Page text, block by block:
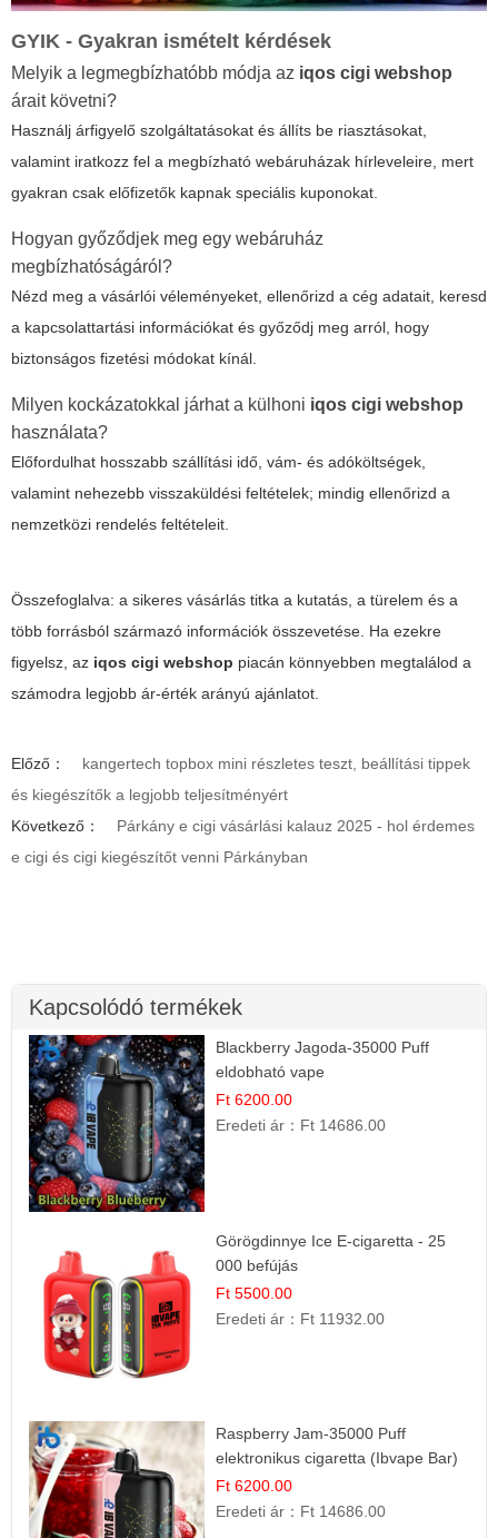
GYIK - Gyakran ismételt kérdések
Melyik a legmegbízhatóbb módja az iqos cigi webshop
árait követni?
Használj árfigyelő szolgáltatásokat és állíts be riasztásokat,
valamint iratkozz fel a megbízható webáruházak hírleveleire, mert
gyakran csak előfizetők kapnak speciális kuponokat.
Hogyan győződjek meg egy webáruház
megbízhatóságáról?
Nézd meg a vásárlói véleményeket, ellenőrizd a cég adatait, keresd
a kapcsolattartási információkat és győződj meg arról, hogy
biztonságos fizetési módokat kínál.
Milyen kockázatokkal járhat a külhoni iqos cigi webshop
használata?
Előfordulhat hosszabb szállítási idő, vám- és adóköltségek,
valamint nehezebb visszaküldési feltételek; mindig ellenőrizd a
nemzetközi rendelés feltételeit.
Összefoglalva: a sikeres vásárlás titka a kutatás, a türelem és a
több forrásból származó információk összevetése. Ha ezekre
figyelsz, az iqos cigi webshop piacán könnyebben megtalálod a
számodra legjobb ár-érték arányú ajánlatot.
Előző：
kangertech topbox mini részletes teszt, beállítási tippek
és kiegészítők a legjobb teljesítményért
Következő：
Párkány e cigi vásárlási kalauz 2025 - hol érdemes
e cigi és cigi kiegészítőt venni Párkányban
Kapcsolódó termékek
Blackberry Jagoda-35000 Puff
eldobható vape
Ft 6200.00
Eredeti ár： Ft 14686.00
Görögdinnye Ice E-cigaretta - 25
000 befújás
Ft 5500.00
Eredeti ár： Ft 11932.00
Raspberry Jam-35000 Puff
elektronikus cigaretta (Ibvape Bar)
Ft 6200.00
Eredeti ár： Ft 14686.00